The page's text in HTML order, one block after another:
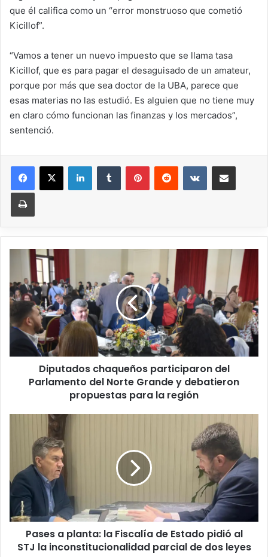
que él califica como un “error monstruoso que cometió
Kicillof”.
“Vamos a tener un nuevo impuesto que se llama tasa
Kicillof, que es para pagar el desaguisado de un amateur,
porque por más que sea doctor de la UBA, parece que
esas materias no las estudió. Es alguien que no tiene muy
en claro cómo funcionan las finanzas y los mercados”,
sentenció.
Diputados chaqueños participaron del
Parlamento del Norte Grande y debatieron
propuestas para la región
Pases a planta: la Fiscalía de Estado pidió al
STJ la inconstitucionalidad parcial de dos leyes